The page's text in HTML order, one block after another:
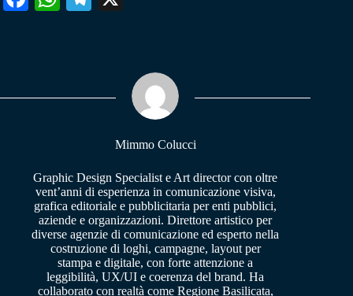
pp m
Mimmo Colucci
Graphic Design Specialist e Art director con oltre
vent’anni di esperienza in comunicazione visiva,
grafica editoriale e pubblicitaria per enti pubblici,
aziende e organizzazioni. Direttore artistico per
diverse agenzie di comunicazione ed esperto nella
costruzione di loghi, campagne, layout per
stampa e digitale, con forte attenzione a
leggibilità, UX/UI e coerenza del brand. Ha
collaborato con realtà come Regione Basilicata,